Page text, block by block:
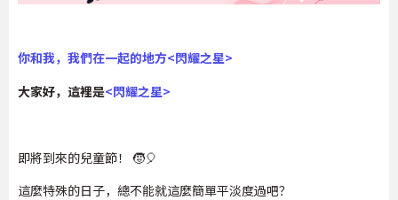
你和我，我們在一起的地方<閃耀之星>
大家好，這裡是<閃耀之星>
即將到來的兒童節！ 🧒🎈
這麼特殊的日子，總不能就這麼簡單平淡度過吧？